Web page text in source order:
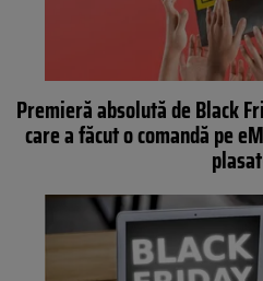
Premieră absolută de Black
care a făcut o comandă pe